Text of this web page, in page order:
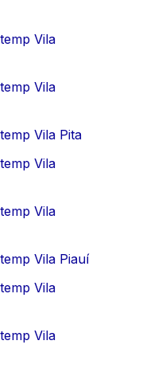
Vila
Vila
Vila Pita
Vila
Vila
Vila Piauí
Vila
Vila